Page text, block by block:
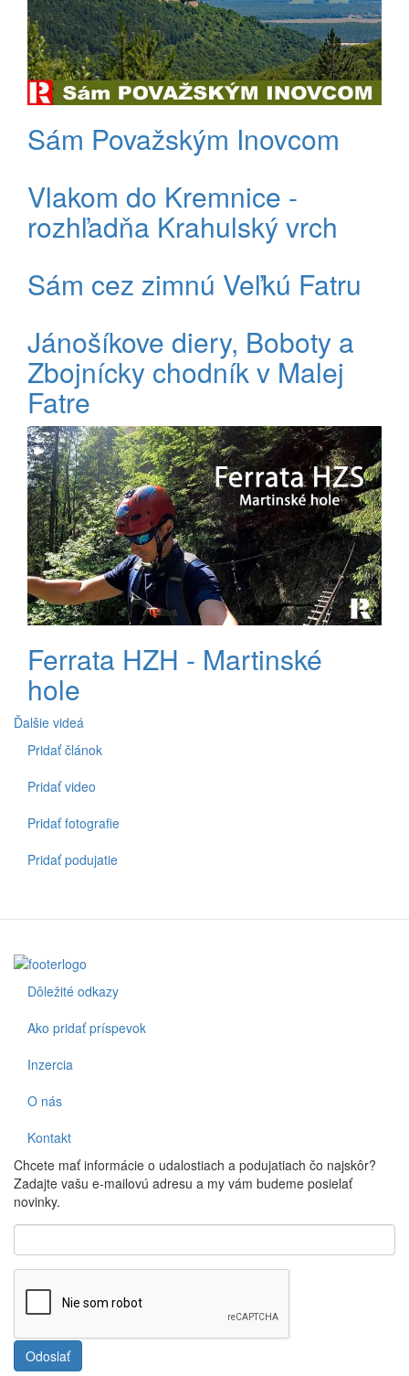
Sám Považským Inovcom
Vlakom do Kremnice -
rozhľadňa Krahulský vrch
Sám cez zimnú Veľkú Fatru
Jánošíkove diery, Boboty a
Zbojnícky chodník v Malej
Fatre
Ferrata HZH - Martinské
hole
Ďalšie videá
Spodné
menu
Pridať článok
Pridať video
Pridať fotografie
Pridať podujatie
Footer
Dôležité odkazy
Ako pridať príspevok
Inzercia
O nás
Kontakt
Chcete mať informácie o udalostiach a podujatiach čo najskôr?
Zadajte vašu e-mailovú adresu a my vám budeme posielať
novinky.
Odoslať